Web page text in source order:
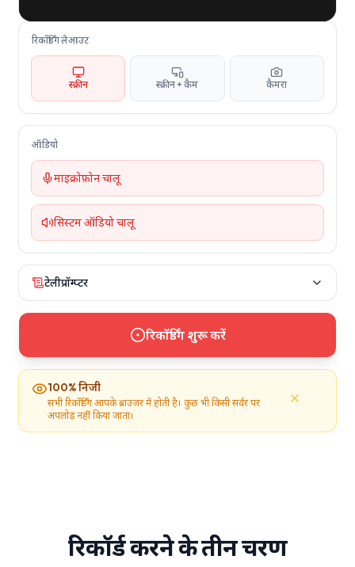
रिकॉर्डिंग लेआउट
स्क्रीन स्क्रीन + कैम कैमरा
ऑडियो
माइक्रोफ़ोन चालू
सिस्टम ऑडियो चालू
टेलीप्रॉम्प्टर
रिकॉर्डिंग शुरू करें
100% निजी
सभी रिकॉर्डिंग आपके ब्राउज़र में होती है। कुछ भी किसी सर्वर पर
अपलोड नहीं किया जाता।
रिकॉर्ड करने के तीन चरण